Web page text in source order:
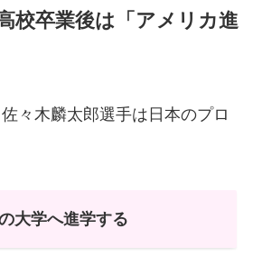
校卒業後は「アメリカ進
々木麟太郎選手は日本のプロ
大学へ進学する